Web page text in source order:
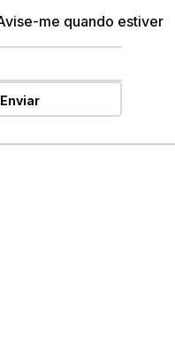
me quando estiver
Enviar